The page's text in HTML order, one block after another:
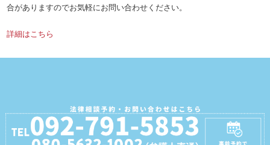
合がありますのでお気軽にお問い合わせください。
詳細はこちら